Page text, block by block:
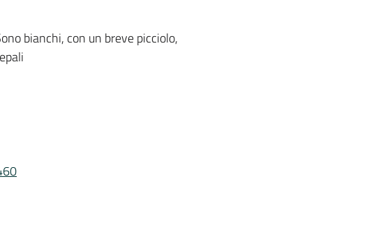
bianchi, con un breve picciolo,